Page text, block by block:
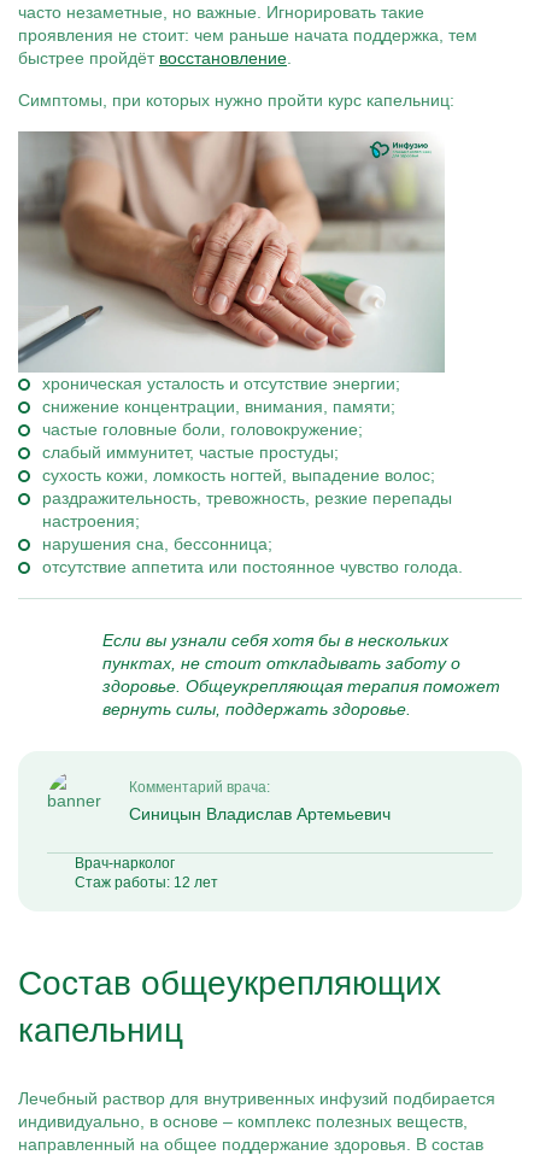
часто незаметные, но важные. Игнорировать такие
проявления не стоит: чем раньше начата поддержка, тем
быстрее пройдёт восстановление
Симптомы, при которых нужно пройти курс капельниц:
хроническая усталость и отсутствие энергии;
снижение концентрации, внимания, памяти;
частые головные боли, головокружение;
слабый иммунитет, частые простуды;
сухость кожи, ломкость ногтей, выпадение волос;
раздражительность, тревожность, резкие перепады
настроения;
нарушения сна, бессонница;
отсутствие аппетита или постоянное чувство голода.
Если вы узнали себя хотя бы в нескольких
пунктах, не стоит откладывать заботу о
здоровье. Общеукрепляющая терапия поможет
вернуть силы, поддержать здоровье.
Комментарий врача:
Синицын Владислав Артемьевич
Врач-нарколог
Стаж работы: 12 лет
Состав общеукрепляющих
капельниц
Лечебный раствор для внутривенных инфузий подбирается
индивидуально, в основе – комплекс полезных веществ,
направленный на общее поддержание здоровья. В состав